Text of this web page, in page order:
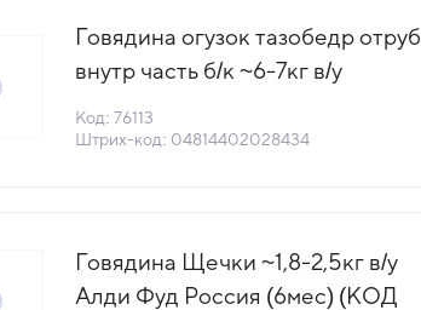
Говядина огузок тазобедр отруб
внутр часть б/к ~6-7кг в/у
(-18°С)
Код: 76113
Штрих-код: 04814402028434
Говядина Щечки ~1,8-2,5кг в/у
Алди Фуд Россия (6мес) (КОД